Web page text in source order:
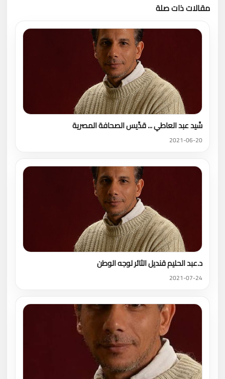
مقالات ذات صلة
سِّيد عبد العاطي ... قدِّيس الصحافة المصرية
2021-06-20
د.عبد الحليم قنديل الثائر لوجه الوطن
2021-07-24